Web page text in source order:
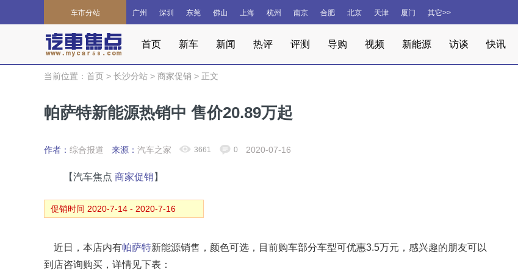
车市分站 广州 深圳 东莞 佛山 上海 杭州 南京 合肥 北京 天津 厦门 其它>>
首页 新车 新闻 热评 评测 导购 视频 新能源 访谈 快讯
当前位置： 首页 > 长沙分站 > 商家促销 > 正文
帕萨特新能源热销中 售价20.89万起
作者： 综合报道 来源： 汽车之家 3661 0 2020-07-16
【汽车焦点 商家促销 】
促销时间 2020-7-14 - 2020-7-16
近日，本店内有帕萨特新能源销售，颜色可选，目前购车部分车型可优惠3.5万元，感兴趣的朋友可以
到店咨询购买，详情见下表：